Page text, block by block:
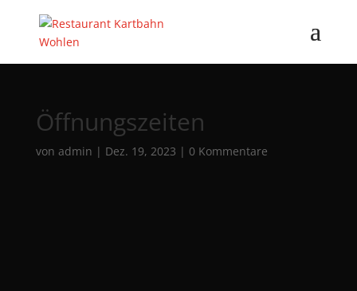
Öffnungszeiten
von admin | Dez. 19, 2023 | 0 Kommentare